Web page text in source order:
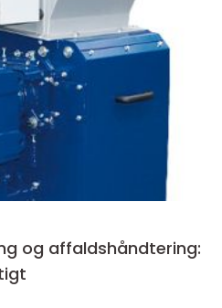
og affaldshåndtering: